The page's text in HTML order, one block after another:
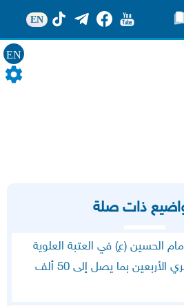
EN
EN
ذات صلة
الحسين (ع) في العتبة العلوية
يواصل ضيافة زائري الأربعين بما يصل إلى 50 ألف